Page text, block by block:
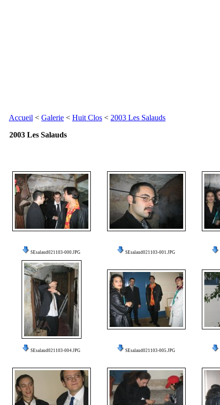
Accueil < Galerie < Huit Clos < 2003 Les Salauds
2003 Les Salauds
SEsalaud021103-000.JPG SEsalaud021103-001.JPG
SEsalaud021103-004.JPG SEsalaud021103-005.JPG